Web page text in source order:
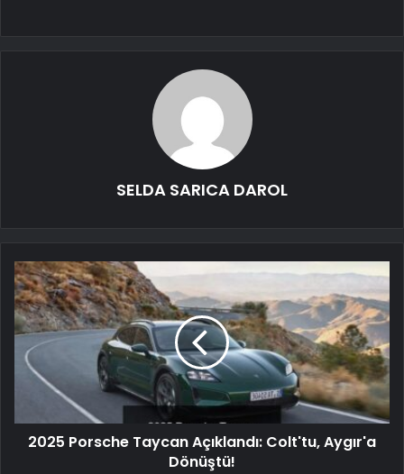
SELDA SARICA DAROL
2025 Porsche Taycan Açıklandı: Colt'tu, Aygır'a
Dönüştü!